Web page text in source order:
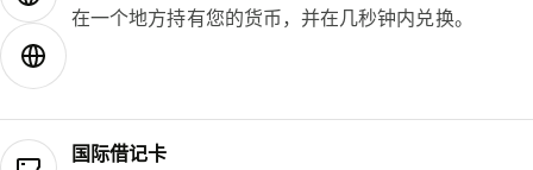
在一个地方持有您的货币，并在几秒钟内兑换。
国际借记卡